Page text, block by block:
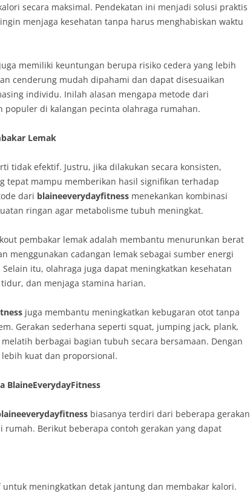
secara maksimal. Pendekatan ini menjadi solusi praktis
menjaga kesehatan tanpa harus menghabiskan waktu
memiliki keuntungan berupa risiko cedera yang lebih
cenderung mudah dipahami dan dapat disesuaikan
individu. Inilah alasan mengapa metode dari
populer di kalangan pecinta olahraga rumahan.
Lemak
tidak efektif. Justru, jika dilakukan secara konsisten,
tepat mampu memberikan hasil signifikan terhadap
dari blaineeverydayfitness menekankan kombinasi
ringan agar metabolisme tubuh meningkat.
pembakar lemak adalah membantu menurunkan berat
menggunakan cadangan lemak sebagai sumber energi
itu, olahraga juga dapat meningkatkan kesehatan
dan menjaga stamina harian.
juga membantu meningkatkan kebugaran otot tanpa
Gerakan sederhana seperti squat, jumping jack, plank,
berbagai bagian tubuh secara bersamaan. Dengan
kuat dan proporsional.
BlaineEverydayFitness
biasanya terdiri dari beberapa gerakan
rumah. Berikut beberapa contoh gerakan yang dapat
meningkatkan detak jantung dan membakar kalori.